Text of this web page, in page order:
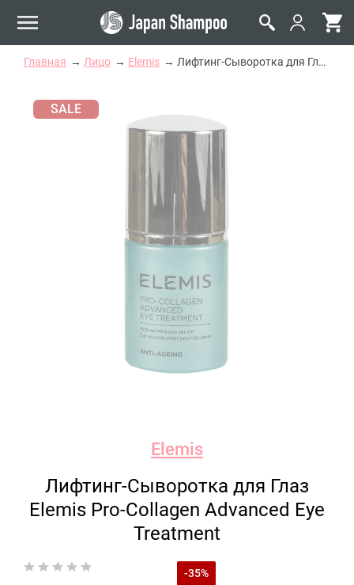
Главная Лицо Elemis Лифтинг-Сыворотка для Глаз Elemis Pro-Collagen Advanced Eye Treatment
SALE
Elemis
Лифтинг-Сыворотка для Глаз
Elemis Pro-Collagen Advanced Eye
Treatment
-35%